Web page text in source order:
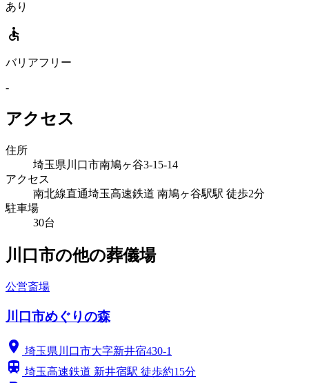
あり
accessible
バリアフリー
-
アクセス
住所
埼玉県川口市南鳩ヶ谷3-15-14
アクセス
南北線直通埼玉高速鉄道 南鳩ヶ谷駅駅 徒歩2分
駐車場
30台
川口市の他の葬儀場
公営斎場
川口市めぐりの森
location_on 埼玉県川口市大字新井宿430-1
train 埼玉高速鉄道 新井宿駅 徒歩約15分